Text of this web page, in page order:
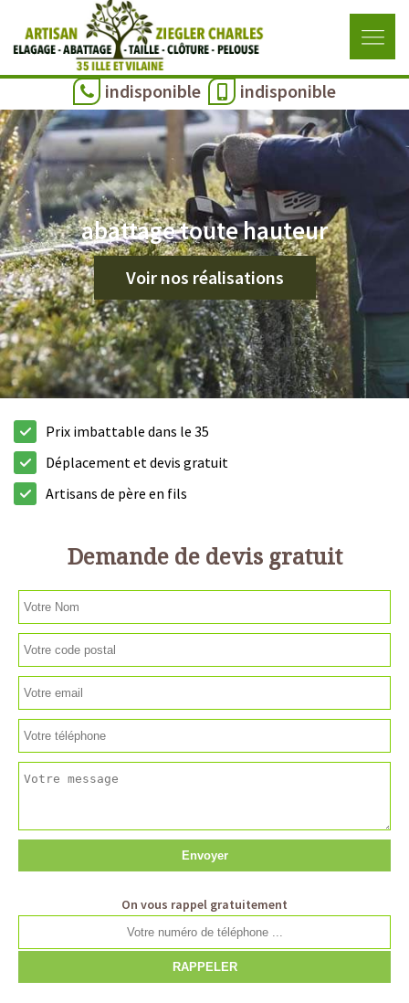
indisponible indisponible
abattage toute hauteur
Voir nos réalisations
Prix imbattable dans le 35
Déplacement et devis gratuit
Artisans de père en fils
Demande de devis gratuit
On vous rappel gratuitement